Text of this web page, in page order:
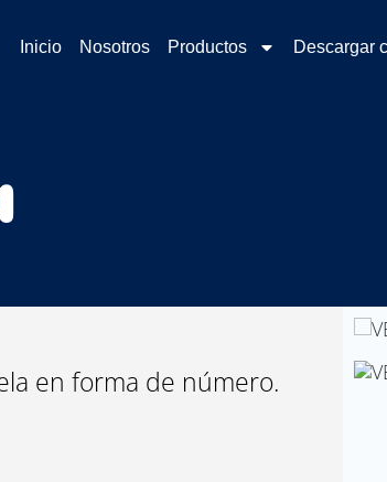
Inicio Nosotros Productos Descargar
en forma de número.